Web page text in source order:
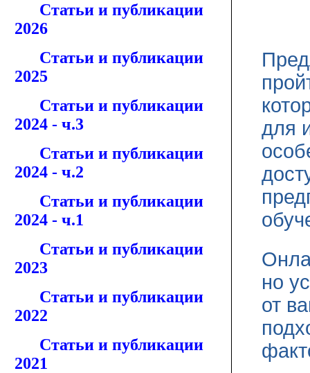
Статьи и публикации
2026
Статьи и публикации
2025
Статьи и публикации
2024 - ч.3
Статьи и публикации
2024 - ч.2
Статьи и публикации
2024 - ч.1
Статьи и публикации
2023
Статьи и публикации
2022
Статьи и публикации
2021
для
но
от